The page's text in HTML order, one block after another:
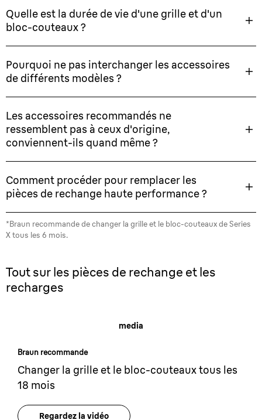
Quelle est la durée de vie d'une grille et d'un
bloc-couteaux ?
Pourquoi ne pas interchanger les accessoires
de différents modèles ?
Les accessoires recommandés ne
ressemblent pas à ceux d'origine,
conviennent-ils quand même ?
Comment procéder pour remplacer les
pièces de rechange haute performance ?
*Braun recommande de changer la grille et le bloc-couteaux de Series
X tous les 6 mois.
Tout sur les pièces de rechange et les
recharges
media
Braun recommande
Changer la grille et le bloc-couteaux tous les
18 mois
Regardez la vidéo